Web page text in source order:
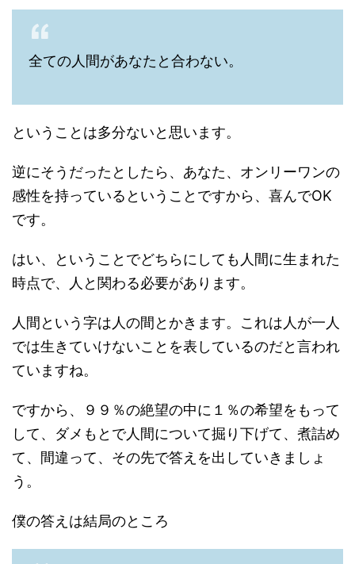
全ての人間があなたと合わない。
ということは多分ないと思います。
逆にそうだったとしたら、あなた、オンリーワンの
感性を持っているということですから、喜んでOK
です。
はい、ということでどちらにしても人間に生まれた
時点で、人と関わる必要があります。
人間という字は人の間とかきます。これは人が一人
では生きていけないことを表しているのだと言われ
ていますね。
ですから、９９％の絶望の中に１％の希望をもって
して、ダメもとで人間について掘り下げて、煮詰め
て、間違って、その先で答えを出していきましょ
う。
僕の答えは結局のところ